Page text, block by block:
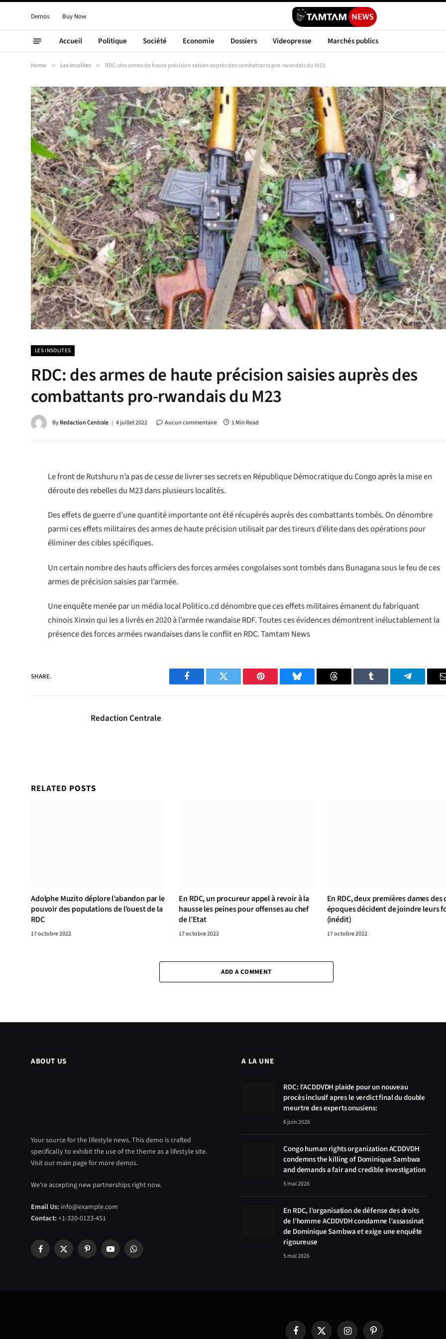
Demos Buy Now
Accueil Politique Société Economie Dossiers Videopresse Marchés publics
Home » Les insolites » RDC: des armes de haute précision saisies auprès des combattants pro-rwandais du M23
LES INSOLITES
RDC: des armes de haute précision saisies auprès des
combattants pro-rwandais du M23
ByRedaction Centrale 4 juillet 2022 Aucun commentaire 1 Min Read
Le front de Rutshuru n’a pas de cesse de livrer ses secrets en République Démocratique du Congo après la mise en
déroute des rebelles du M23 dans plusieurs localités.
Des effets de guerre d’une quantité importante ont été récupérés auprès des combattants tombés. On dénombre
parmi ces effets militaires des armes de haute précision utilisait par des tireurs d’élite dans des opérations pour
éliminer des cibles spécifiques.
Un certain nombre des hauts officiers des forces armées congolaises sont tombés dans Bunagana sous le feu de ces
armes de précision saisies par l’armée.
Une enquête menée par un média local Politico.cd dénombre que ces effets militaires émanent du fabriquant
chinois Xinxin qui les a livrés en 2020 à l’armée rwandaise RDF. Toutes ces évidences démontrent inéluctablement la
présence des forces armées rwandaises dans le conflit en RDC. Tamtam News
SHARE.
Facebook Twitter Pinterest Bluesky Threads Tumblr Telegram
Redaction Centrale
RELATED POSTS
Adolphe Muzito déplore l’abandon par le
pouvoir des populations de l’ouest de la
RDC
17 octobre 2022
En RDC, un procureur appel à revoir à la
hausse les peines pour offenses au chef
de l’Etat
17 octobre 2022
En RDC, deux premières dames des
époques décident de joindre leurs
(inédit)
17 octobre 2022
ADD A COMMENT
ABOUT US
Your source for the lifestyle news. This demo is crafted
specifically to exhibit the use of the theme as a lifestyle site.
Visit our main page for more demos.
We're accepting new partnerships right now.
Email Us: info@example.com
Contact:+1-320-0123-451
Facebook
X
PinterestYouTubeWhatsApp
A LA UNE
RDC: l’ACDDVDH plaide pour un nouveau
procès inclusif apres le verdict final du double
meurtre des experts onusiens:
6 juin 2026
Congo human rights organization ACDDVDH
condemns the killing of Dominique Sambwa
and demands a fair and credible investigation
5 mai 2026
En RDC, l’organisation de défense des droits
de l’homme ACDDVDH condamne l’assassinat
de Dominique Sambwa et exige une enquête
rigoureuse
5 mai 2026
FacebookX InstagramPinterest